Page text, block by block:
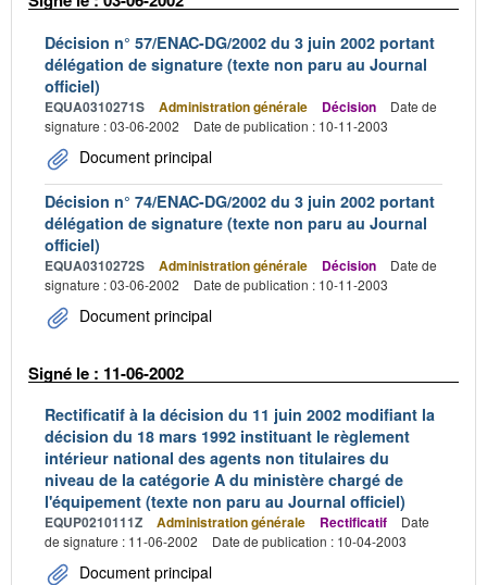
Décision n° 57/ENAC-DG/2002 du 3 juin 2002 portant
délégation de signature (texte non paru au Journal
officiel)
EQUA0310271S Administration générale Décision
Date de
signature : 03-06-2002
Date de publication : 10-11-2003
Document principal
Décision n° 74/ENAC-DG/2002 du 3 juin 2002 portant
délégation de signature (texte non paru au Journal
officiel)
EQUA0310272S Administration générale Décision
Date de
signature : 03-06-2002
Date de publication : 10-11-2003
Document principal
Signé le : 11-06-2002
Rectificatif à la décision du 11 juin 2002 modifiant la
décision du 18 mars 1992 instituant le règlement
intérieur national des agents non titulaires du
niveau de la catégorie A du ministère chargé de
l'équipement (texte non paru au Journal officiel)
EQUP0210111Z Administration générale Rectificatif
Date
de signature : 11-06-2002
Date de publication : 10-04-2003
Document principal